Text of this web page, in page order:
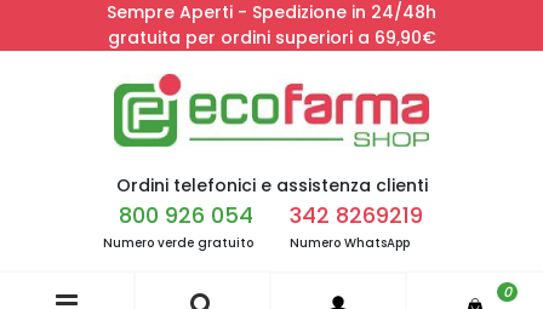
Sempre Aperti - Spedizione in 24/48h
gratuita per ordini superiori a 69,90€
Ordini telefonici e assistenza clienti
800 926 054
Numero verde gratuito
342 8269219
Numero WhatsApp
0